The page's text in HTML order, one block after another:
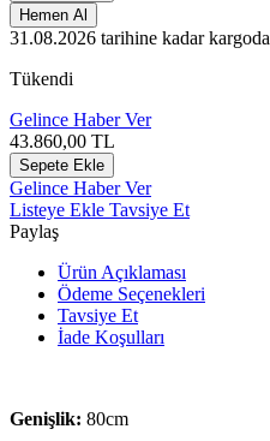
Hemen Al
31.08.2026 tarihine kadar kargoda
Tükendi
Gelince Haber Ver
43.860,00 TL
Sepete Ekle
Gelince Haber Ver
Listeye Ekle Tavsiye Et
Paylaş
Ürün Açıklaması
Ödeme Seçenekleri
Tavsiye Et
İade Koşulları
Genişlik: 80cm